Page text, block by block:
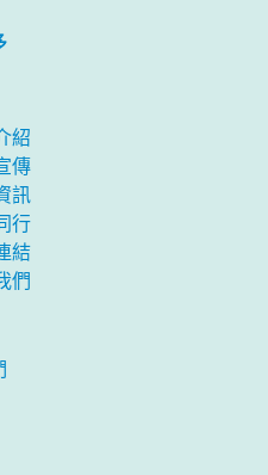
紹
傳
訊
行
結
們